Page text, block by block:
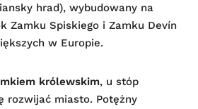
hrad), wybudowany na
Zamku Spiskiego i Zamku Devín
w Europie.
królewskim, u stóp
rozwijać miasto. Potężny